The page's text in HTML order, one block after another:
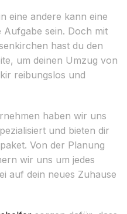
eine andere kann eine
Aufgabe sein. Doch mit
hast du den
um deinen Umzug von
reibungslos und
haben wir uns
und bieten dir
Von der Planung
wir uns um jedes
auf dein neues Zuhause